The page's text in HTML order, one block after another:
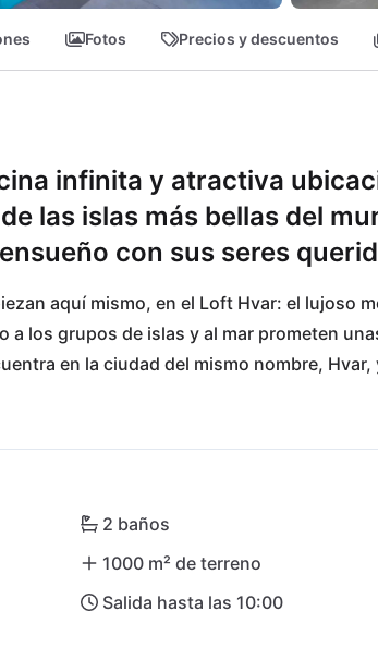
Fotos Precios y descuentos
infinita y atractiva
las islas más bellas del
con sus seres
aquí mismo, en el Loft Hvar: el lujoso
los grupos de islas y al mar prometen
en la ciudad del mismo nombre, Hvar,
llevar por la diversidad. En Hvar, lo más
puertos deportivos y campos vírgenes
No en vano, Hvar es una de las islas
Experimente la combinación ideal de
en Loft Hvar, que le garantiza no dejar
2 baños
1000 m² de terreno
Salida hasta las 10:00